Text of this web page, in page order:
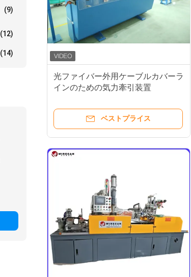
(9)
(12)
(14)
光ファイバー外用ケーブルカバーラ
インのための気力牽引装置
ベストプライス